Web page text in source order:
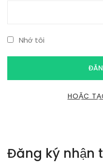
Nhớ tôi
HOẶC
Đăng ký nhận